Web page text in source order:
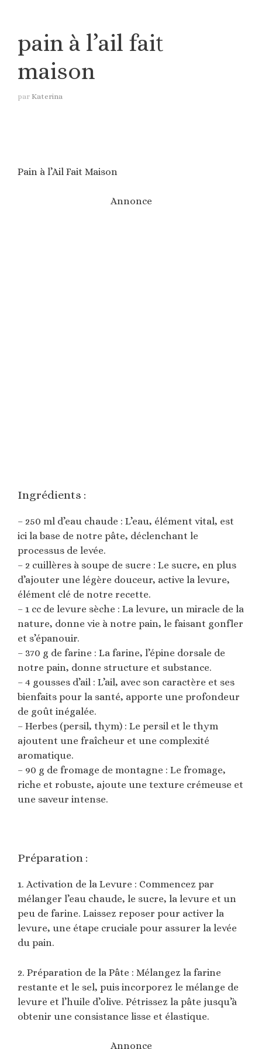
pain à l’ail fait
maison
par Katerina
Pain à l’Ail Fait Maison
Annonce
Ingrédients :
– 250 ml d’eau chaude : L’eau, élément vital, est
ici la base de notre pâte, déclenchant le
processus de levée.
– 2 cuillères à soupe de sucre : Le sucre, en plus
d’ajouter une légère douceur, active la levure,
élément clé de notre recette.
– 1 cc de levure sèche : La levure, un miracle de la
nature, donne vie à notre pain, le faisant gonfler
et s’épanouir.
– 370 g de farine : La farine, l’épine dorsale de
notre pain, donne structure et substance.
– 4 gousses d’ail : L’ail, avec son caractère et ses
bienfaits pour la santé, apporte une profondeur
de goût inégalée.
– Herbes (persil, thym) : Le persil et le thym
ajoutent une fraîcheur et une complexité
aromatique.
– 90 g de fromage de montagne : Le fromage,
riche et robuste, ajoute une texture crémeuse et
une saveur intense.
Préparation :
1. Activation de la Levure : Commencez par
mélanger l’eau chaude, le sucre, la levure et un
peu de farine. Laissez reposer pour activer la
levure, une étape cruciale pour assurer la levée
du pain.
2. Préparation de la Pâte : Mélangez la farine
restante et le sel, puis incorporez le mélange de
levure et l’huile d’olive. Pétrissez la pâte jusqu’à
obtenir une consistance lisse et élastique.
Annonce